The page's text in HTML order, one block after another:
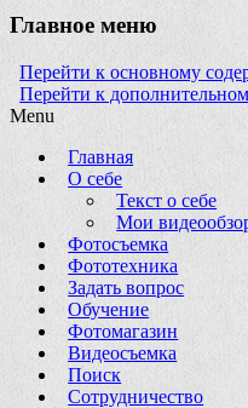
Главное меню
Перейти к основному
Перейти к
Menu
Главная
О себе
Текст о себе
Мои
Фотосъемка
Фототехника
Задать вопрос
Обучение
Фотомагазин
Видеосъемка
Поиск
Сотрудничество